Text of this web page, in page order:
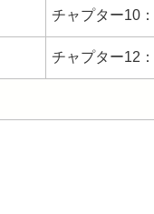
チャプター10
チャプター12